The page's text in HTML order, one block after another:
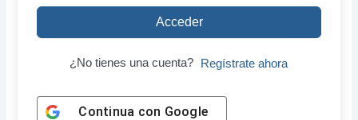
Acceder
¿No tienes una cuenta? Regístrate ahora
Continua con Google